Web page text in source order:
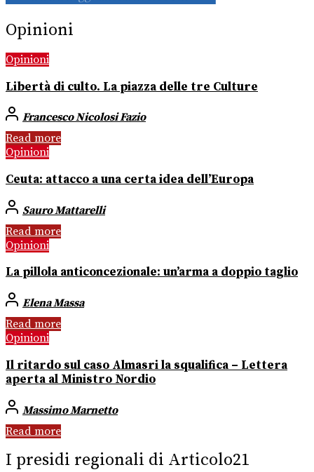
Opinioni
Opinioni
Libertà di culto. La piazza delle tre Culture
Francesco Nicolosi Fazio
Read more
Opinioni
Ceuta: attacco a una certa idea dell’Europa
Sauro Mattarelli
Read more
Opinioni
La pillola anticoncezionale: un’arma a doppio taglio
Elena Massa
Read more
Opinioni
Il ritardo sul caso Almasri la squalifica – Lettera
aperta al Ministro Nordio
Massimo Marnetto
Read more
I presidi regionali di Articolo21